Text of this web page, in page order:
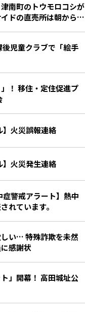
津南町のトウモロコシが
ドの直売所は朝から長
児童クラブで「絵手
！ 移住・定住促進プ
】火災誤報連絡
】火災発生連絡
警戒アラート】熱中
れています。
い… 特殊詐欺を未然
感謝状
」開幕！ 高田城址公